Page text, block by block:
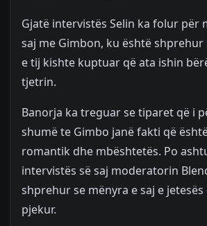
Gjatë intervistës Selin ka folur për
saj me Gimbon, ku është shprehur
e tij kishte kuptuar që ata ishin
tjetrin.
Banorja ka treguar se tiparet që i
shumë te Gimbo janë fakti që
romantik dhe mbështetës. Po
intervistës së saj moderatorin
shprehur se mënyra e saj e
pjekur.